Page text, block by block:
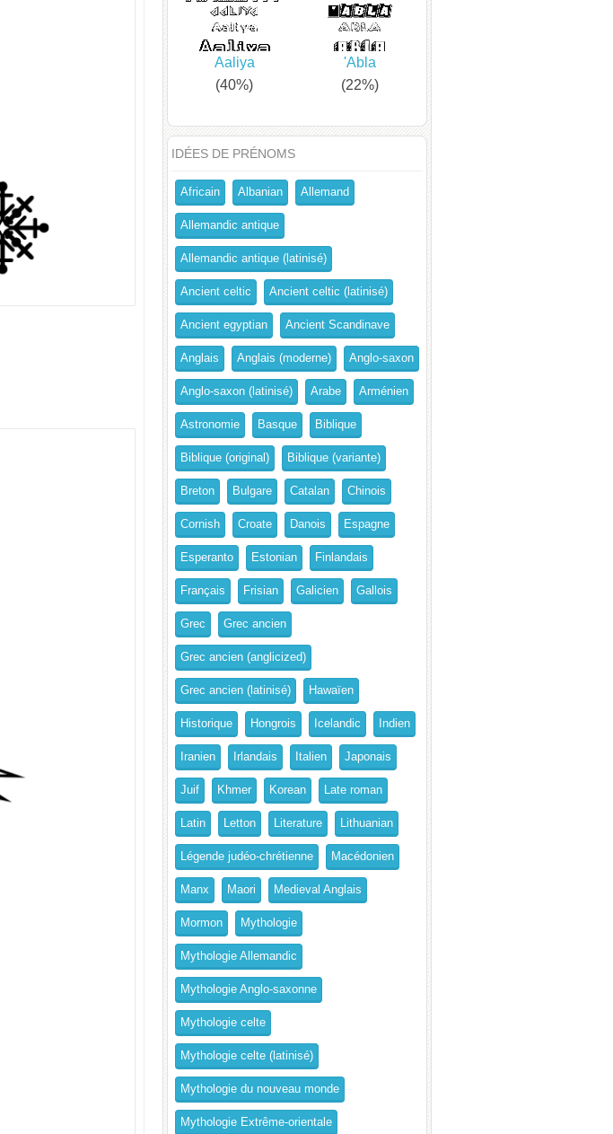
Aaliya
(40%)
'Abla
(22%)
IDÉES DE PRÉNOMS
Africain Albanian Allemand
Allemandic antique
Allemandic antique (latinisé)
Ancient celtic Ancient celtic (latinisé)
Ancient egyptian Ancient Scandinave
Anglais Anglais (moderne) Anglo-saxon
Anglo-saxon (latinisé) Arabe Arménien
Astronomie Basque Biblique
Biblique (original) Biblique (variante)
Breton Bulgare Catalan Chinois
Cornish Croate Danois Espagne
Esperanto Estonian Finlandais
Français Frisian Galicien Gallois
Grec Grec ancien
Grec ancien (anglicized)
Grec ancien (latinisé) Hawaïen
Historique Hongrois Icelandic Indien
Iranien Irlandais Italien Japonais
Juif Khmer Korean Late roman
Latin Letton Literature Lithuanian
Légende judéo-chrétienne Macédonien
Manx Maori Medieval Anglais
Mormon Mythologie
Mythologie Allemandic
Mythologie Anglo-saxonne
Mythologie celte
Mythologie celte (latinisé)
Mythologie du nouveau monde
Mythologie Extrême-orientale